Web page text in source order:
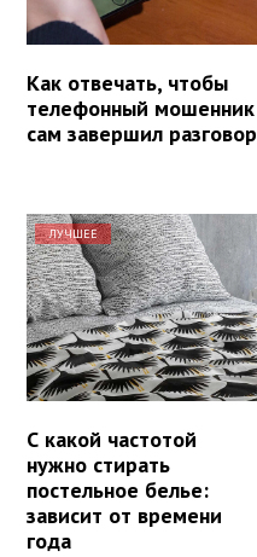
Как отвечать, чтобы
телефонный мошенник
сам завершил разговор
ЛУЧШЕЕ
С какой частотой
нужно стирать
постельное белье:
зависит от времени
года